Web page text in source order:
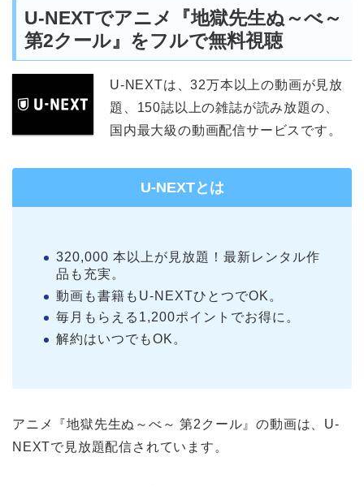
U-NEXTでアニメ『地獄先生ぬ～べ～
第2クール』をフルで無料視聴
U-NEXTは、32万本以上の動画が見放
題、150誌以上の雑誌が読み放題の、
国内最大級の動画配信サービスです。
U-NEXTとは
320,000 本以上が見放題！最新レンタル作
品も充実。
動画も書籍もU-NEXTひとつでOK。
毎月もらえる1,200ポイントでお得に。
解約はいつでもOK。
アニメ『地獄先生ぬ～べ～ 第2クール』の動画は、U-
NEXTで見放題配信されています。